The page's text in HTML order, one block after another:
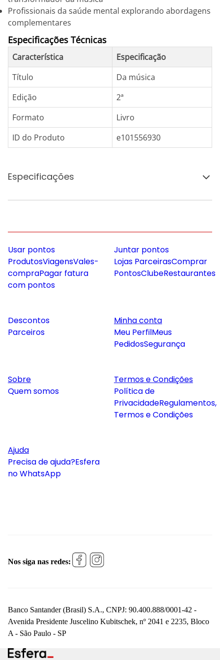
Profissionais da saúde mental explorando abordagens
complementares
Especificações Técnicas
Característica
Especificação
Título
Da música
Edição
2ª
Formato
Livro
ID do Produto
e101556930
Especificações
Usar pontos
ProdutosViagensVales-
compraPagar fatura
com pontos
Juntar pontos
Lojas ParceirasComprar
PontosClubeRestaurantes
Descontos
Parceiros
Minha conta
Meu PerfilMeus
PedidosSegurança
Sobre
Quem somos
Termos e Condições
Política de
PrivacidadeRegulamentos,
Termos e Condições
Ajuda
Precisa de ajuda?Esfera
no WhatsApp
Nos siga nas redes:
Banco Santander (Brasil) S.A., CNPJ: 90.400.888/0001-42 -
Avenida Presidente Juscelino Kubitschek, nº 2041 e 2235, Bloco
A - São Paulo - SP